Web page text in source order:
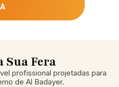
Sua Fera
profissional projetadas para
de Al Badayer.